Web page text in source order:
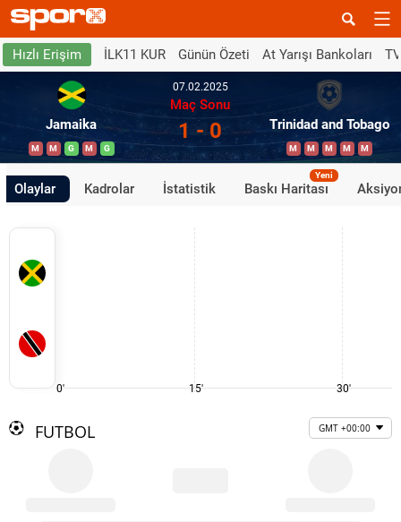
Hızlı Erişim İLK11 KUR Günün Özeti At Yarışı Bankoları
Jamaika
M M G M G
07.02.2025
Maç Sonu
1 - 0 Trinidad and Tobago
M M M M M
Olaylar Kadrolar İstatistik Baskı Haritası
Yeni
0' 15' 30'
FUTBOL GMT +00:00